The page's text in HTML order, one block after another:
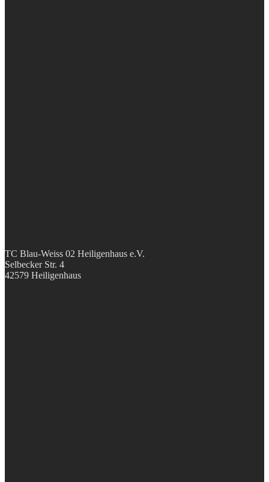
TC Blau-Weiss 02 Heiligenhaus e.V.
Selbecker Str. 4
42579 Heiligenhaus